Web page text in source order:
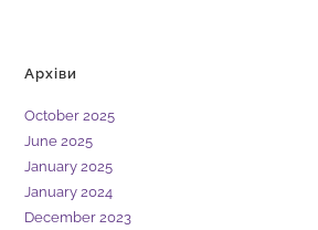
Архіви
October 2025
June 2025
January 2025
January 2024
December 2023